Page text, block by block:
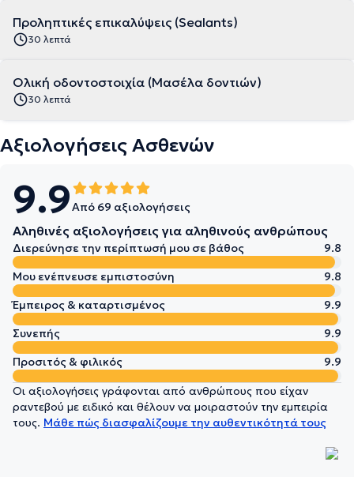
Προληπτικές επικαλύψεις (Sealants)
30 λεπτά
Ολική οδοντοστοιχία (Μασέλα δοντιών)
30 λεπτά
Αξιολογήσεις Ασθενών
9.9Από 69 αξιολογήσεις
Αληθινές αξιολογήσεις για αληθινούς ανθρώπους
Διερεύνησε την περίπτωσή μου σε βάθος
9.8
Μου ενέπνευσε εμπιστοσύνη
9.8
Έμπειρος & καταρτισμένος
9.9
Συνεπής
9.9
Προσιτός & φιλικός
9.9
Οι αξιολογήσεις γράφονται από ανθρώπους που είχαν
ραντεβού με ειδικό και θέλουν να μοιραστούν την εμπειρία
τους. Μάθε πώς διασφαλίζουμε την αυθεντικότητά τους